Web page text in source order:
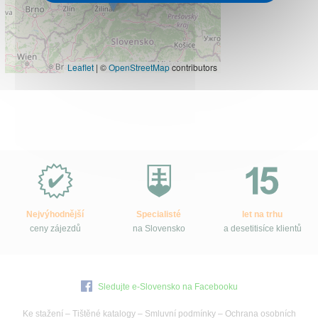
Leaflet | ©OpenStreetMapcontributors
Slovensko.cz?
Nejvýhodnější
ceny zájezdů
Specialisté
na Slovensko
let na trhu
a desetitisíce klientů
Sledujte e-Slovensko na Facebooku
Ke stažení – Tištěné katalogy– Smluvní podmínky– Ochrana osobních